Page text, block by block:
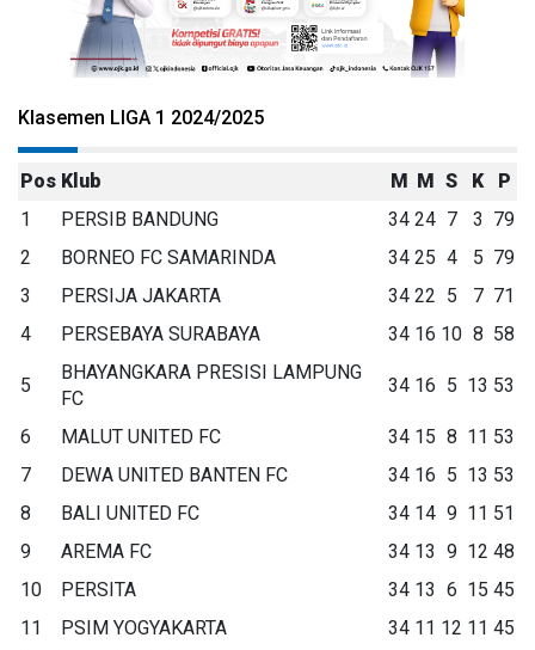
Klasemen LIGA 1 2024/2025
Pos Klub M M S K
P
1
PERSIB BANDUNG 34 24 7 3 79
2
BORNEO FC SAMARINDA 34 25 4 5 79
3
PERSIJA JAKARTA 34 22 5 7 71
4
PERSEBAYA SURABAYA 34 16 10 8 58
5
BHAYANGKARA PRESISI LAMPUNG
FC
34 16 5 13 53
6 MALUT UNITED FC 34 15 8 11 53
7
DEWA UNITED BANTEN FC 34 16 5 13 53
8
BALI UNITED FC 34 14 9 11 51
9
AREMA FC 34 13 9 12 48
10
PERSITA 34 13 6 15 45
11
PSIM YOGYAKARTA 34 11 12 11 45